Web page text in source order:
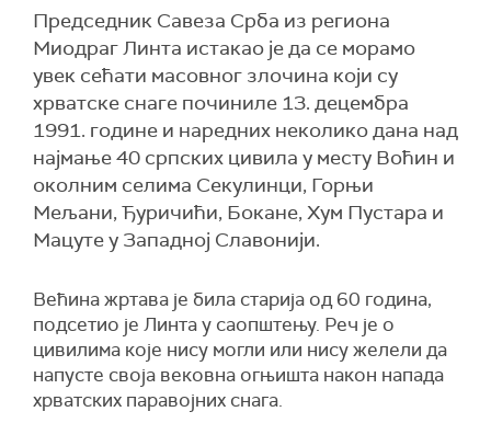
Председник Савеза Срба из региона
Миодраг Линта истакао је да се морамо
увек сећати масовног злочина који су
хрватске снаге починиле 13. децембра
1991. године и наредних неколико дана над
најмање 40 српских цивила у месту Воћин и
околним селима Секулинци, Горњи
Мељани, Ђуричићи, Бокане, Хум Пустара и
Мацуте у Западној Славонији.
Већина жртава је била старија од 60 година,
подсетио је Линта у саопштењу. Реч је о
цивилима које нису могли или нису желели да
напусте своја вековна огњишта након напада
хрватских паравојних снага.